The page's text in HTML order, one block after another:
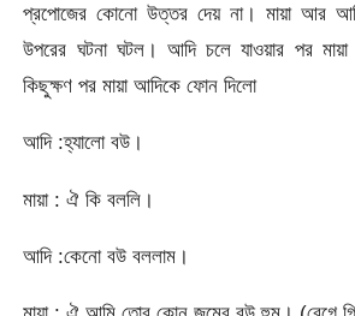
প্রপোজের কোনো উত্তর দেয় না। মায়া আর
উপরের ঘটনা ঘটল। আদি চলে যাওয়ার পর
কিছুক্ষণ পর মায়া আদিকে ফোন দিলো
আদি :হ্যালো বউ।
মায়া : ঐ কি বললি।
আদি :কেনো বউ বললাম।